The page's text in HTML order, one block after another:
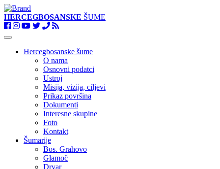
HERCEGBOSANSKE ŠUME
Toggle
navigationHercegbosanske šume
O nama
Osnovni podatci
Ustroj
Misija, vizija, ciljevi
Prikaz površina
Dokumenti
Interesne skupine
Foto
Kontakt
Šumarije
Bos. Grahovo
Glamoč
Drvar